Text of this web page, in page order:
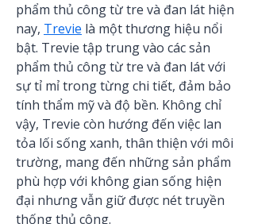
phẩm thủ công từ tre và đan lát hiện
nay, Trevie là một thương hiệu nổi
bật. Trevie tập trung vào các sản
phẩm thủ công từ tre và đan lát với
sự tỉ mỉ trong từng chi tiết, đảm bảo
tính thẩm mỹ và độ bền. Không chỉ
vậy, Trevie còn hướng đến việc lan
tỏa lối sống xanh, thân thiện với môi
trường, mang đến những sản phẩm
phù hợp với không gian sống hiện
đại nhưng vẫn giữ được nét truyền
thống thủ công.